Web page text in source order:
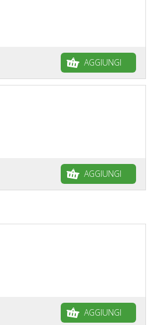
AGGIUNGI
AGGIUNGI
AGGIUNGI